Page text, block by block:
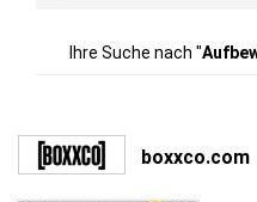
Ihre Suche nach "
boxxco.com